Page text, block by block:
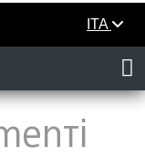
ITA